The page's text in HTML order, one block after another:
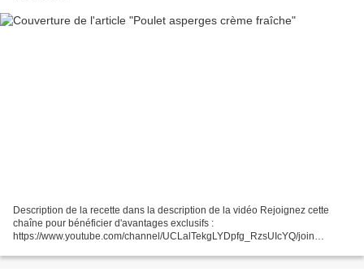
Description de la recette dans la description de la vidéo Rejoignez cette
chaîne pour bénéficier d'avantages exclusifs :
https://www.youtube.com/channel/UCLalTekgLYDpfg_RzsUIcYQ/join
asperges...